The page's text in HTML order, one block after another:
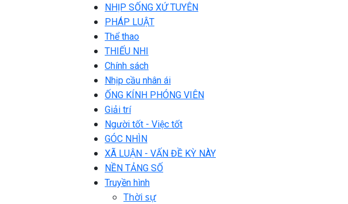
NHỊP SỐNG XỨ TUYÊN
PHÁP LUẬT
Thể thao
THIẾU NHI
Chính sách
Nhịp cầu nhân ái
ỐNG KÍNH PHÓNG VIÊN
Giải trí
Người tốt - Việc tốt
GÓC NHÌN
XÃ LUẬN - VẤN ĐỀ KỲ NÀY
NỀN TẢNG SỐ
Truyền hình
Thời sự